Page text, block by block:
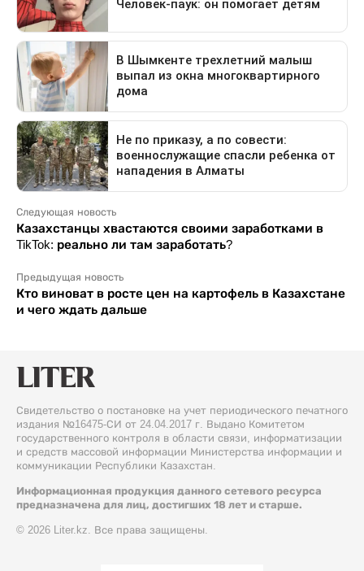
Следующая новость
Казахстанцы хвастаются своими заработками в
TikTok: реально ли там заработать?
Предыдущая новость
Кто виноват в росте цен на картофель в Казахстане
и чего ждать дальше
Свидетельство о постановке на учет периодического печатного
издания №16475-СИ от 24.04.2017 г. Выдано Комитетом
государственного контроля в области связи, информатизации
и средств массовой информации Министерства информации и
коммуникации Республики Казахстан.
Информационная продукция данного сетевого ресурса
предназначена для лиц, достигших 18 лет и старше.
© 2026 Liter.kz. Все права защищены.